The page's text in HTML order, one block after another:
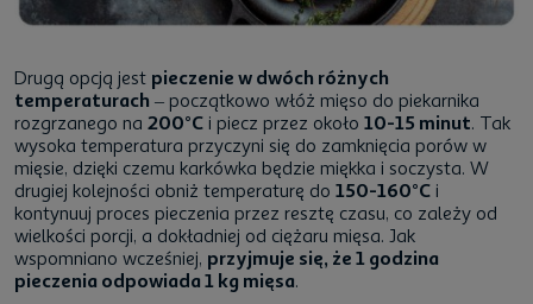
Drugą opcją jest pieczenie w dwóch różnych
temperaturach – początkowo włóż mięso do piekarnika
rozgrzanego na 200°C i piecz przez około 10-15 minut. Tak
wysoka temperatura przyczyni się do zamknięcia porów w
mięsie, dzięki czemu karkówka będzie miękka i soczysta. W
drugiej kolejności obniż temperaturę do 150-160°C i
kontynuuj proces pieczenia przez resztę czasu, co zależy od
wielkości porcji, a dokładniej od ciężaru mięsa. Jak
wspomniano wcześniej, przyjmuje się, że 1 godzina
pieczenia odpowiada 1 kg mięsa.